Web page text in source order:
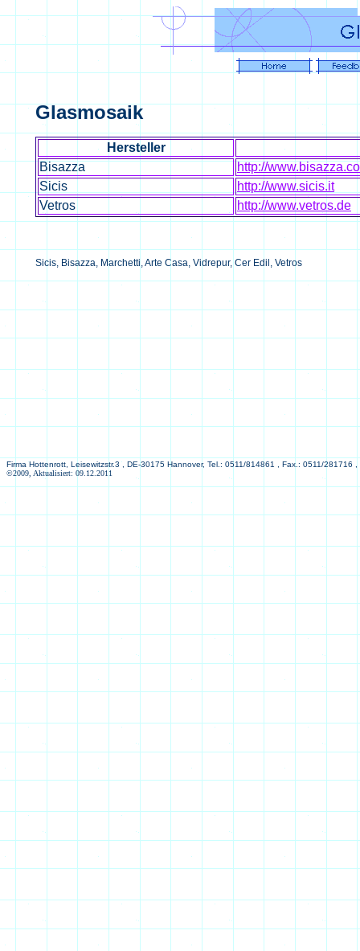
Glasmosaik
Hersteller
Bisazza
http://
Sicis
http://www.sicis.it
Vetros
http://www.vetros.de
Sicis, Bisazza, Marchetti, Arte Casa, Vidrepur, Cer Edil, Vetros
Firma Hottenrott, Leisewitzstr.3 , DE-30175 Hannover, Tel.: 0511/814861 , Fax.: 0511/281716
©2009, Aktualisiert: 09.12.2011